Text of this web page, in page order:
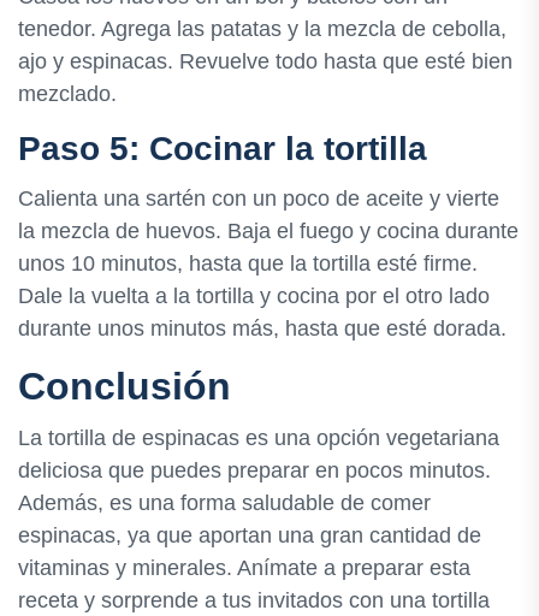
tenedor. Agrega las patatas y la mezcla de cebolla,
ajo y espinacas. Revuelve todo hasta que esté bien
mezclado.
Paso 5: Cocinar la tortilla
Calienta una sartén con un poco de aceite y vierte
la mezcla de huevos. Baja el fuego y cocina durante
unos 10 minutos, hasta que la tortilla esté firme.
Dale la vuelta a la tortilla y cocina por el otro lado
durante unos minutos más, hasta que esté dorada.
Conclusión
La tortilla de espinacas es una opción vegetariana
deliciosa que puedes preparar en pocos minutos.
Además, es una forma saludable de comer
espinacas, ya que aportan una gran cantidad de
vitaminas y minerales. Anímate a preparar esta
receta y sorprende a tus invitados con una tortilla